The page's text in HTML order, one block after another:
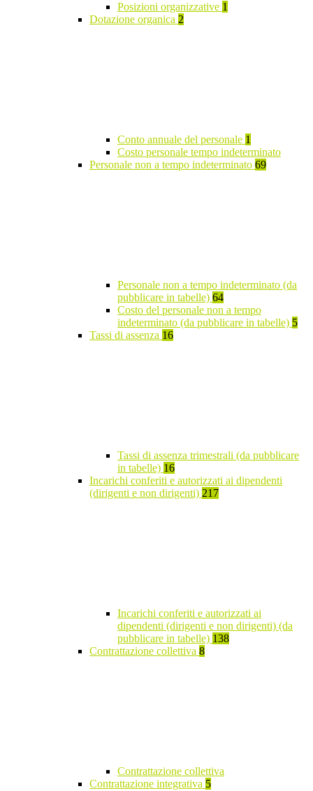
Posizioni organizzative 1
Dotazione organica 2
Conto annuale del personale 1
Costo personale tempo indeterminato
Personale non a tempo indeterminato 69
Personale non a tempo indeterminato (da
pubblicare in tabelle) 64
Costo del personale non a tempo
indeterminato (da pubblicare in tabelle) 5
Tassi di assenza 16
Tassi di assenza trimestrali (da pubblicare
in tabelle) 16
Incarichi conferiti e autorizzati ai dipendenti
(dirigenti e non dirigenti) 217
Incarichi conferiti e autorizzati ai
dipendenti (dirigenti e non dirigenti) (da
pubblicare in tabelle) 138
Contrattazione collettiva 8
Contrattazione collettiva
Contrattazione integrativa 5